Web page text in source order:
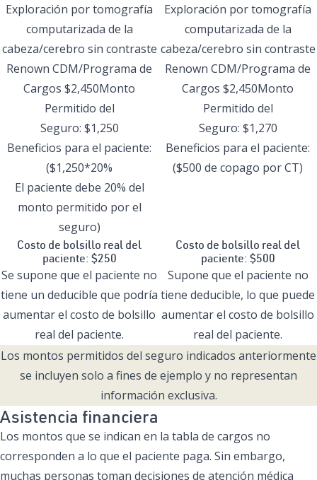
Exploración por tomografía
computarizada de la
cabeza/cerebro sin contraste
Renown CDM/Programa de
Cargos $2,450Monto
Permitido del
Seguro: $1,250
Beneficios para el paciente:
($1,250*20%
El paciente debe 20% del
monto permitido por el
seguro)
Exploración por tomografía
computarizada de la
cabeza/cerebro sin contraste
Renown CDM/Programa de
Cargos $2,450Monto
Permitido del
Seguro: $1,270
Beneficios para el paciente:
($500 de copago por CT)
Costo de bolsillo real del
paciente: $250
Se supone que el paciente no
tiene un deducible que podría
aumentar el costo de bolsillo
real del paciente.
Costo de bolsillo real del
paciente: $500
Supone que el paciente no
tiene deducible, lo que puede
aumentar el costo de bolsillo
real del paciente.
Los montos permitidos del seguro indicados anteriormente
se incluyen solo a fines de ejemplo y no representan
información exclusiva.
Asistencia financiera
Los montos que se indican en la tabla de cargos no
corresponden a lo que el paciente paga. Sin embargo,
muchas personas toman decisiones de atención médica